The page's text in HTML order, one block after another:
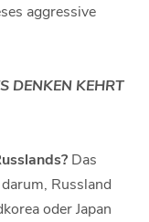
aggressive
DENKEN KEHRT
Das
Russland
oder Japan